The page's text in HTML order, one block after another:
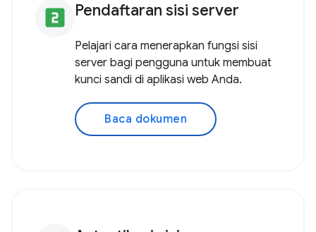
looks_two Pendaftaran sisi server
Pelajari cara menerapkan fungsi sisi
server bagi pengguna untuk membuat
kunci sandi di aplikasi web Anda.
Baca dokumen